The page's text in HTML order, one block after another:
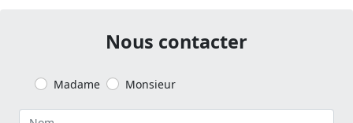
Nous contacter
Madame Monsieur